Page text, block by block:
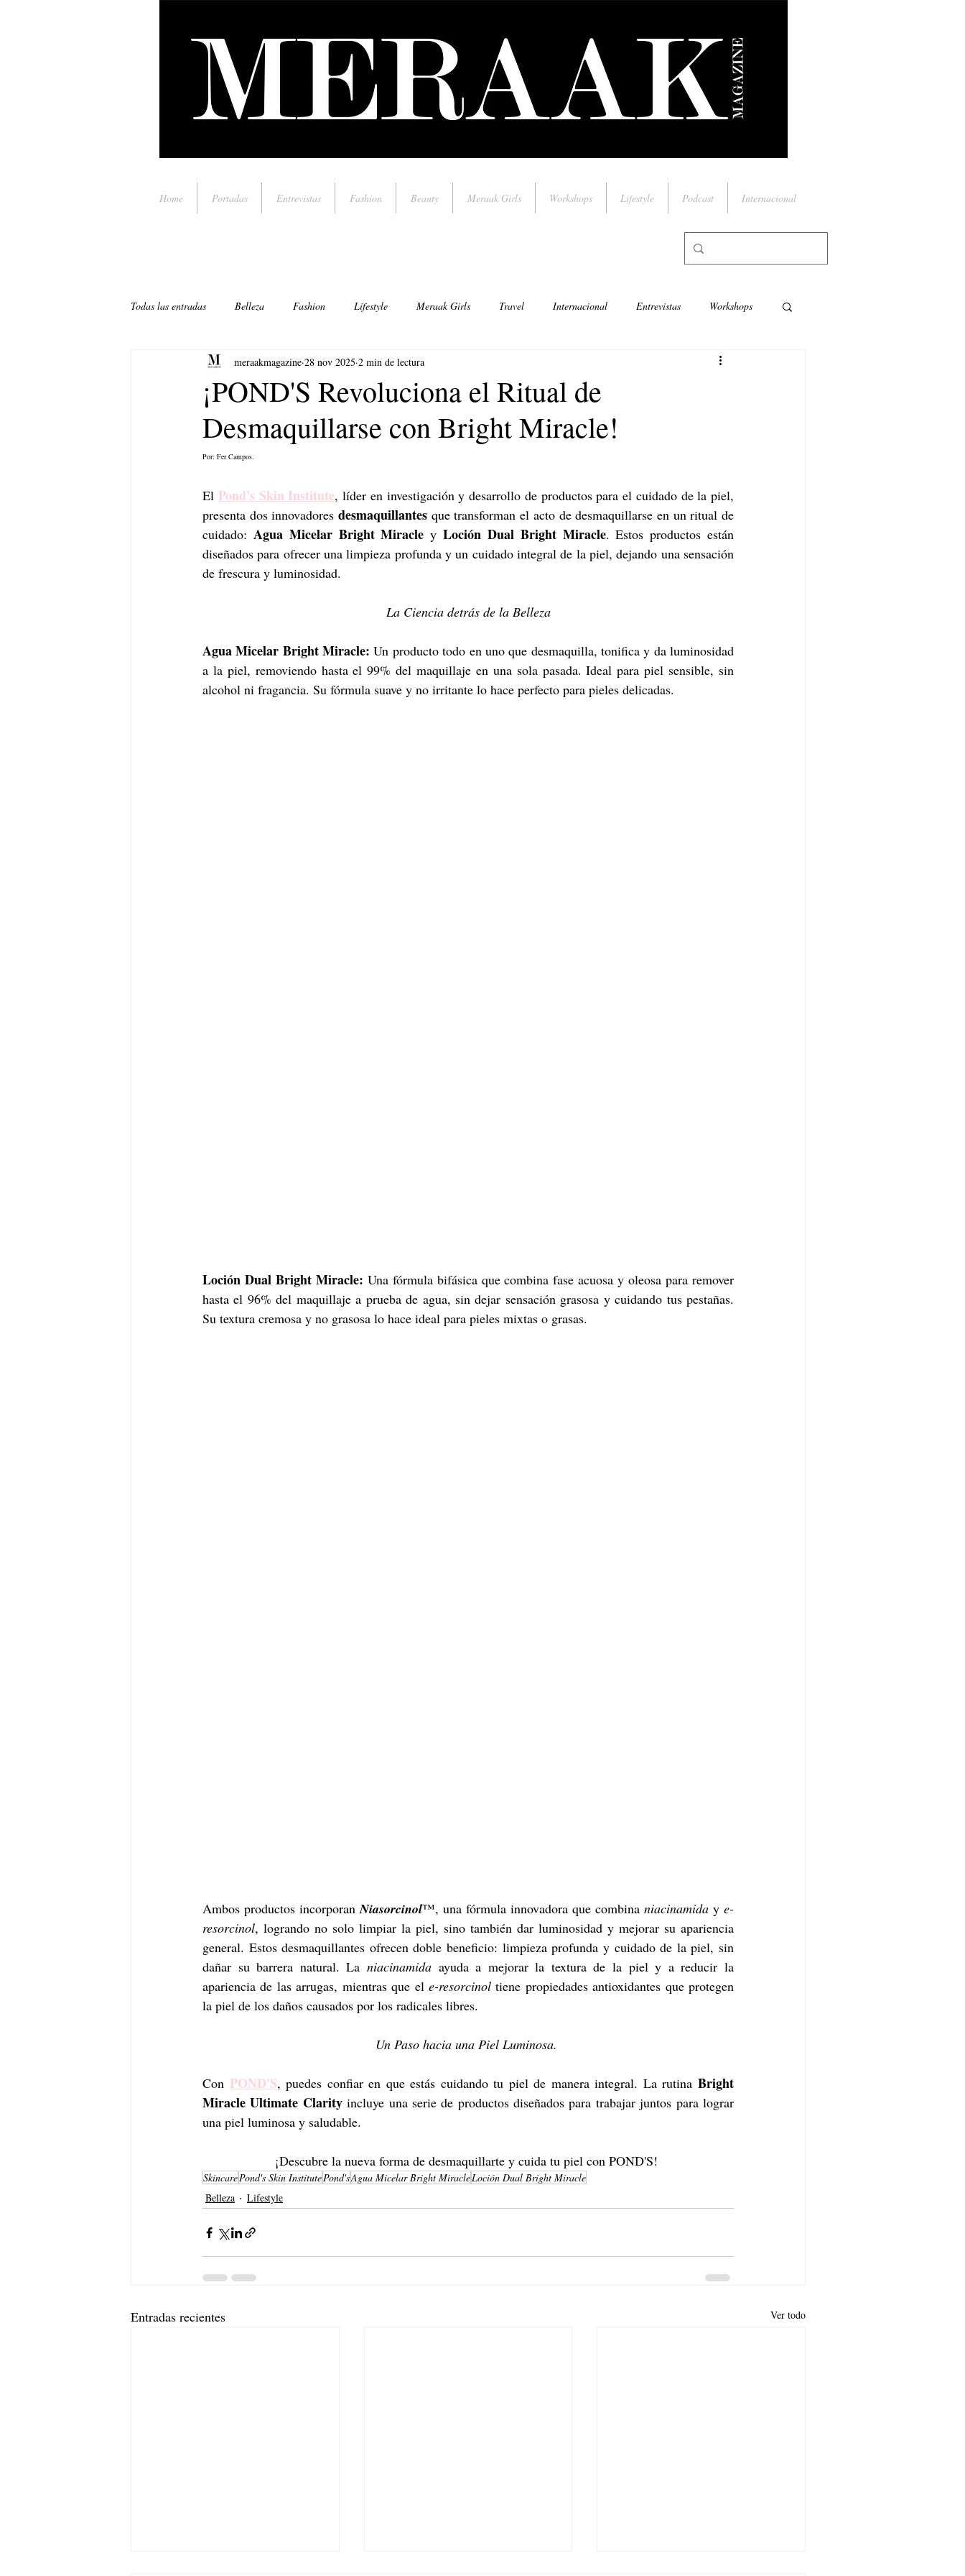
Home Portadas Entrevistas Fashion Beauty Meraak Girls Workshops Lifestyle Podcast Internacional
Todas las entradas Belleza Fashion Lifestyle Meraak Girls Travel Internacional Entrevistas Workshops
Música. Arte
¡POND'S Revoluciona el Ritual de
Desmaquillarse con Bright Miracle!
meraakmagazine 28 nov 2025 2 min de lectura
Por: Fer Campos.
El Pond's Skin Institute, líder en investigación y desarrollo de productos para el cuidado de la piel,
presenta dos innovadores desmaquillantes que transforman el acto de desmaquillarse en un ritual de
cuidado: Agua Micelar Bright Miracle y Loción Dual Bright Miracle. Estos productos están
diseñados para ofrecer una limpieza profunda y un cuidado integral de la piel, dejando una sensación
de frescura y luminosidad.
La Ciencia detrás de la Belleza
Agua Micelar Bright Miracle: Un producto todo en uno que desmaquilla, tonifica y da luminosidad
a la piel, removiendo hasta el 99% del maquillaje en una sola pasada. Ideal para piel sensible, sin
alcohol ni fragancia. Su fórmula suave y no irritante lo hace perfecto para pieles delicadas.
Loción Dual Bright Miracle: Una fórmula bifásica que combina fase acuosa y oleosa para remover
hasta el 96% del maquillaje a prueba de agua, sin dejar sensación grasosa y cuidando tus pestañas.
Su textura cremosa y no grasosa lo hace ideal para pieles mixtas o grasas.
Ambos productos incorporan Niasorcinol™, una fórmula innovadora que combina niacinamida y e-
resorcinol, logrando no solo limpiar la piel, sino también dar luminosidad y mejorar su apariencia
general. Estos desmaquillantes ofrecen doble beneficio: limpieza profunda y cuidado de la piel, sin
dañar su barrera natural. La niacinamida ayuda a mejorar la textura de la piel y a reducir la
apariencia de las arrugas, mientras que el e-resorcinol tiene propiedades antioxidantes que protegen
la piel de los daños causados por los radicales libres.
Un Paso hacia una Piel Luminosa.
Con POND'S, puedes confiar en que estás cuidando tu piel de manera integral. La rutina Bright
Miracle Ultimate Clarity incluye una serie de productos diseñados para trabajar juntos para lograr
una piel luminosa y saludable.
¡Descubre la nueva forma de desmaquillarte y cuida tu piel con POND'S!
SkincarePond's Skin InstitutePond'sAgua Micelar Bright MiracleLoción Dual Bright Miracle
Belleza
Lifestyle
Entradas recientes Ver todo